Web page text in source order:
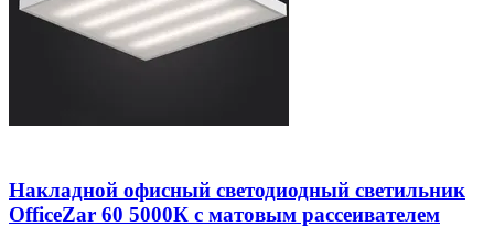
Накладной офисный светодиодный светильник
OfficeZar 60 5000К с матовым рассеивателем